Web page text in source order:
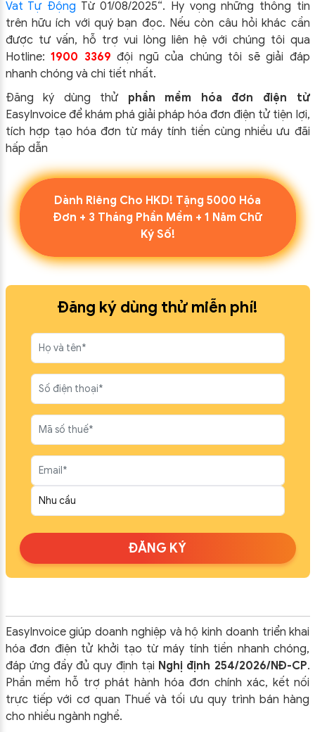
ĐĂNG KÝ!
Vat Tự Động Từ 01/08/2025“. Hy vọng những thông tin
trên hữu ích với quý bạn đọc. Nếu còn câu hỏi khác cần
được tư vấn, hỗ trợ vui lòng liên hệ với chúng tôi qua
Hotline: 1900 3369 đội ngũ của chúng tôi sẽ giải đáp
nhanh chóng và chi tiết nhất.
Đăng ký dùng thử phần mềm
hóa đơn điện tử
EasyInvoice để khám phá giải pháp hóa đơn điện tử tiện lợi,
tích hợp tạo hóa đơn từ máy tính tiền cùng nhiều ưu đãi
hấp dẫn
Dành Riêng Cho HKD! Tặng 5000 Hóa
Đơn + 3 Tháng Phần Mềm + 1 Năm Chữ
Ký Số!
Đăng ký dùng thử miễn phí!
ĐĂNG KÝ
EasyInvoice giúp doanh nghiệp và hộ kinh doanh triển khai
hóa đơn điện tử khởi tạo từ máy tính tiền nhanh chóng,
đáp ứng đầy đủ quy định tại Nghị định 254/2026/NĐ-CP.
Phần mềm hỗ trợ phát hành hóa đơn chính xác, kết nối
trực tiếp với cơ quan Thuế và tối ưu quy trình bán hàng
cho nhiều ngành nghề.